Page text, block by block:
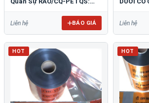
Liên hệ BÁO GIÁ Liên hệ
HOT HOT